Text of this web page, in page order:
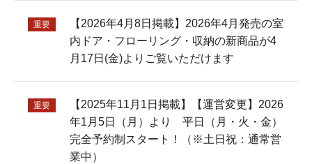
重要
【2026年4月8日掲載】2026年4月発売の室
内ドア・フローリング・収納の新商品が4
月17日(金)よりご覧いただけます
重要
【2025年11月1日掲載】【運営変更】2026
年1月5日（月）より 平日（月・火・金）
完全予約制スタート！（※土日祝：通常営
業中）